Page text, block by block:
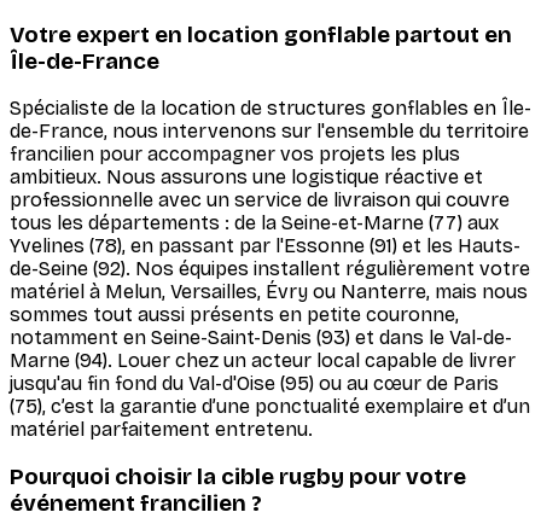
Votre expert en location gonflable partout en
Île-de-France
Spécialiste de la location de structures gonflables en Île-
de-France, nous intervenons sur l'ensemble du territoire
francilien pour accompagner vos projets les plus
ambitieux. Nous assurons une logistique réactive et
professionnelle avec un service de livraison qui couvre
tous les départements : de la Seine-et-Marne (77) aux
Yvelines (78), en passant par l'Essonne (91) et les Hauts-
de-Seine (92). Nos équipes installent régulièrement votre
matériel à Melun, Versailles, Évry ou Nanterre, mais nous
sommes tout aussi présents en petite couronne,
notamment en Seine-Saint-Denis (93) et dans le Val-de-
Marne (94). Louer chez un acteur local capable de livrer
jusqu'au fin fond du Val-d'Oise (95) ou au cœur de Paris
(75), c’est la garantie d’une ponctualité exemplaire et d’un
matériel parfaitement entretenu.
Pourquoi choisir la cible rugby pour votre
événement francilien ?